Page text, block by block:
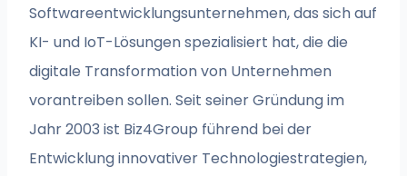
Softwareentwicklungsunternehmen, das sich auf
KI- und IoT-Lösungen spezialisiert hat, die die
digitale Transformation von Unternehmen
vorantreiben sollen. Seit seiner Gründung im
Jahr 2003 ist Biz4Group führend bei der
Entwicklung innovativer Technologiestrategien,